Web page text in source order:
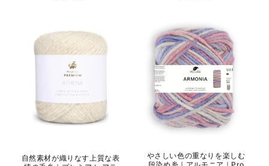
格
格
自然素材が織りなす上質な表
やさしい色の重なりを楽しむ